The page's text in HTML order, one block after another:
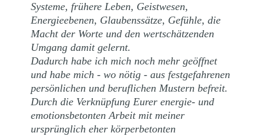
Systeme, frühere Leben, Geistwesen,
Energieebenen, Glaubenssätze, Gefühle, die
Macht der Worte und den wertschätzenden
Umgang damit gelernt.
Dadurch habe ich mich noch mehr geöffnet
und habe mich - wo nötig - aus festgefahrenen
persönlichen und beruflichen Mustern befreit.
Durch die Verknüpfung Eurer energie- und
emotionsbetonten Arbeit mit meiner
ursprünglich eher körperbetonten